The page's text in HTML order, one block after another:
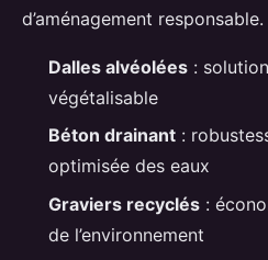
d’aménagement responsable.
Dalles alvéolées :
végétalisable
Béton drainant :
optimisée des eaux
Graviers recyclés :
de l’environnement